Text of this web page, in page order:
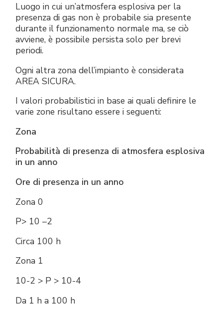
Luogo in cui un’atmosfera esplosiva per la
presenza di gas non è probabile sia presente
durante il funzionamento normale ma, se ciò
avviene, è possibile persista solo per brevi
periodi.
Ogni altra zona dell’impianto è considerata
AREA SICURA.
I valori probabilistici in base ai quali definire le
varie zone risultano essere i seguenti:
Zona
Probabilità di presenza di atmosfera esplosiva
in un anno
Ore di presenza in un anno
Zona 0
P> 10 –2
Circa 100 h
Zona 1
10-2 > P > 10-4
Da 1 h a 100 h